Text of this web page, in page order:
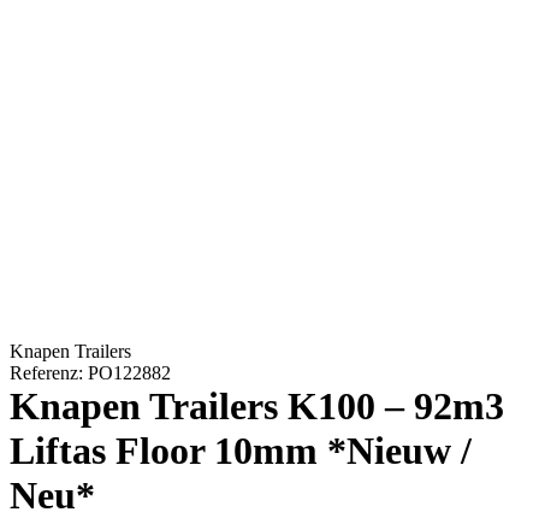
Knapen Trailers
Referenz: PO122882
Knapen Trailers K100 – 92m3
Liftas Floor 10mm *Nieuw /
Neu*